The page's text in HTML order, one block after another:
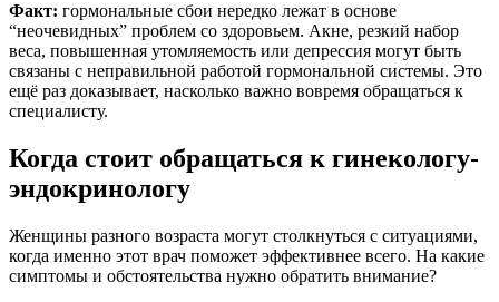
Факт: гормональные сбои нередко лежат в основе
“неочевидных” проблем со здоровьем. Акне, резкий набор
веса, повышенная утомляемость или депрессия могут быть
связаны с неправильной работой гормональной системы. Это
ещё раз доказывает, насколько важно вовремя обращаться к
специалисту.
Когда стоит обращаться к гинекологу-
эндокринологу
Женщины разного возраста могут столкнуться с ситуациями,
когда именно этот врач поможет эффективнее всего. На какие
симптомы и обстоятельства нужно обратить внимание?